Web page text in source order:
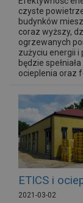
czyste
budynków
coraz wyższy,
ogrzewanych
zużyciu energii i
będzie
ocieplenia oraz
ETICS i
2021-03-02